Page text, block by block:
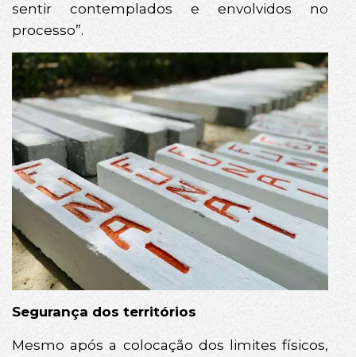
sentir contemplados e envolvidos no
processo”.
Segurança dos territórios
Mesmo após a colocação dos limites físicos,